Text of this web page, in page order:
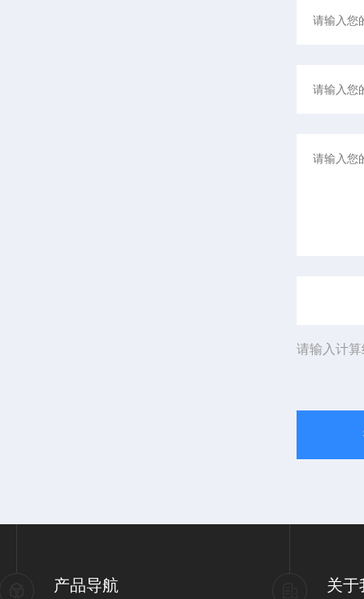
请输入计
产品导航 关于